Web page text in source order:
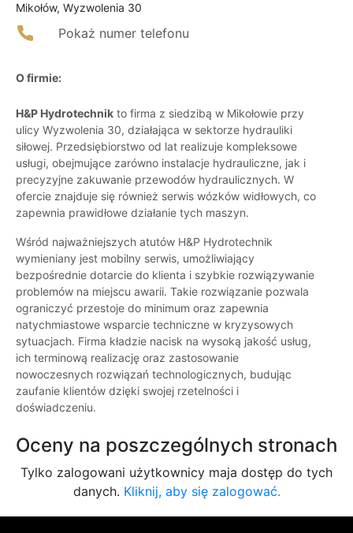
Mikołów, Wyzwolenia 30
Pokaż numer telefonu
O firmie:
H&P Hydrotechnik to firma z siedzibą w Mikołowie przy
ulicy Wyzwolenia 30, działająca w sektorze hydrauliki
siłowej. Przedsiębiorstwo od lat realizuje kompleksowe
usługi, obejmujące zarówno instalacje hydrauliczne, jak i
precyzyjne zakuwanie przewodów hydraulicznych. W
ofercie znajduje się również serwis wózków widłowych, co
zapewnia prawidłowe działanie tych maszyn.
Wśród najważniejszych atutów H&P Hydrotechnik
wymieniany jest mobilny serwis, umożliwiający
bezpośrednie dotarcie do klienta i szybkie rozwiązywanie
problemów na miejscu awarii. Takie rozwiązanie pozwala
ograniczyć przestoje do minimum oraz zapewnia
natychmiastowe wsparcie techniczne w kryzysowych
sytuacjach. Firma kładzie nacisk na wysoką jakość usług,
ich terminową realizację oraz zastosowanie
nowoczesnych rozwiązań technologicznych, budując
zaufanie klientów dzięki swojej rzetelności i
doświadczeniu.
Oceny na poszczególnych stronach
Tylko zalogowani użytkownicy maja dostęp do tych
danych. Kliknij, aby się zalogować.